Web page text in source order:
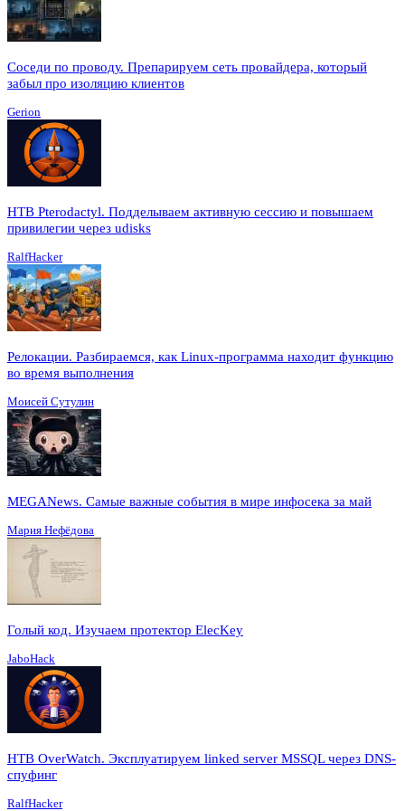
Соседи по проводу. Препарируем сеть провайдера, который
забыл про изоляцию клиентов
Gerion
HTB Pterodactyl. Подделываем активную сессию и повышаем
привилегии через udisks
RalfHacker
Релокации. Разбираемся, как Linux-программа находит функцию
во время выполнения
Моисей Сутулин
MEGANews. Cамые важные события в мире инфосека за май
Мария Нефёдова
Голый код. Изучаем протектор ElecKey
JaboHack
HTB OverWatch. Эксплуатируем linked server MSSQL через DNS-
спуфинг
RalfHacker